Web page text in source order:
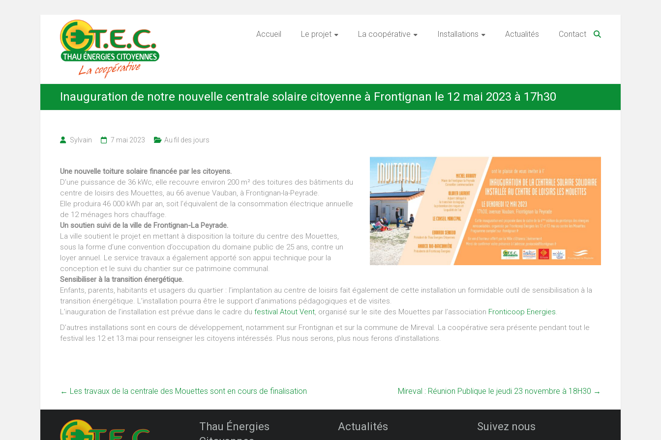
content
Thau
Énergies
Citoyennes
Accueil Le projet La coopérative Installations Actualités Contact
Inauguration de notre nouvelle centrale solaire citoyenne à Frontignan le 12 mai 2023 à 17h30
Sylvain 7 mai 2023 Au fil des jours
Une nouvelle toiture solaire financée par les citoyens.
D’une puissance de 36 kWc, elle recouvre environ 200 m² des toitures des bâtiments du
centre de loisirs des Mouettes, au 66 avenue Vauban, à Frontignan-la-Peyrade.
Elle produira 46 000 kWh par an, soit l’équivalent de la consommation électrique annuelle
de 12 ménages hors chauffage.
Un soutien suivi de la ville de Frontignan-La Peyrade.
La ville soutient le projet en mettant à disposition la toiture du centre des Mouettes,
sous la forme d’une convention d’occupation du domaine public de 25 ans, contre un
loyer annuel. Le service travaux a également apporté son appui technique pour la
conception et le suivi du chantier sur ce patrimoine communal.
Sensibiliser à la transition énergétique.
Enfants, parents, habitants et usagers du quartier : l’implantation au centre de loisirs fait également de cette installation un formidable outil de sensibilisation à la
transition énergétique. L’installation pourra être le support d’animations pédagogiques et de visites.
L’inauguration de l’installation est prévue dans le cadre du festival Atout Vent, organisé sur le site des Mouettes par l’association Fronticoop Energies.
D’autres installations sont en cours de développement, notamment sur Frontignan et sur la commune de Mireval. La coopérative sera présente pendant tout le
festival les 12 et 13 mai pour renseigner les citoyens intéressés. Plus nous serons, plus nous ferons d’installations.
← Les travaux de la centrale des Mouettes sont en cours de finalisation Mireval : Réunion Publique le jeudi 23 novembre à 18H30 →
Thau Énergies
Actualités Suivez nous